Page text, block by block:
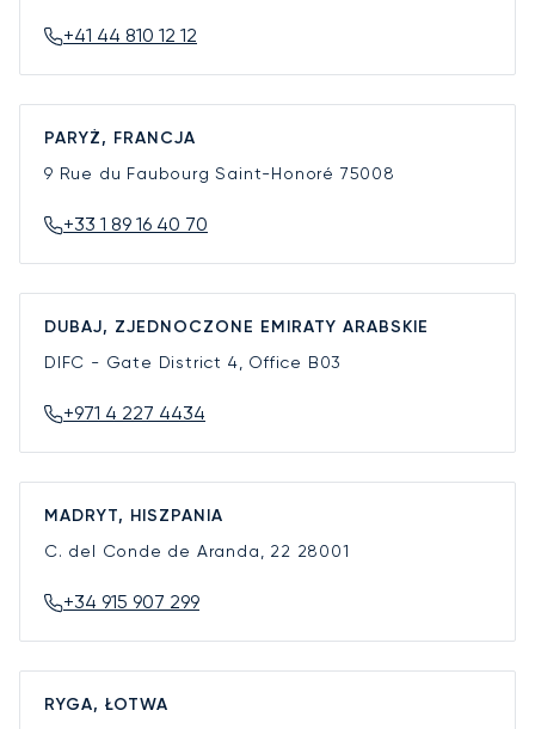
+41 44 810 12 12
PARYŻ, FRANCJA
9 Rue du Faubourg Saint-Honoré 75008
+33 1 89 16 40 70
DUBAJ, ZJEDNOCZONE EMIRATY ARABSKIE
DIFC - Gate District 4, Office B03
+971 4 227 4434
MADRYT, HISZPANIA
C. del Conde de Aranda, 22 28001
+34 915 907 299
RYGA, ŁOTWA